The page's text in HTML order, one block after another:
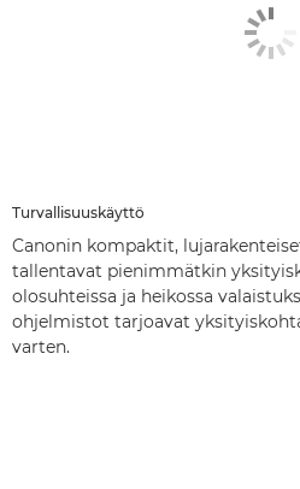
Turvallisuuskäyttö
Canonin kompaktit,
tallentavat pienimmätkin
olosuhteissa ja heikossa
ohjelmistot tarjoavat
varten.